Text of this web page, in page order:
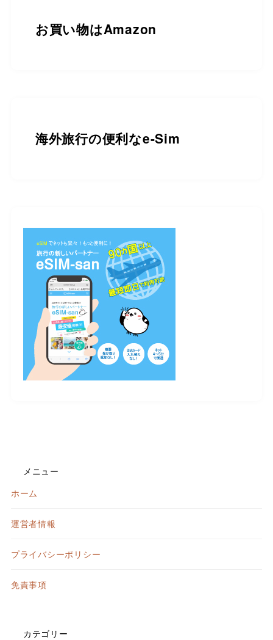
お買い物はAmazon
海外旅行の便利なe-Sim
メニュー
ホーム
運営者情報
プライバシーポリシー
免責事項
カテゴリー